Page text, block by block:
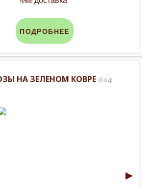
плюс
ПОДРОБНЕЕ
НА ЗЕЛЕНОМ КОВРЕ (Код:
►